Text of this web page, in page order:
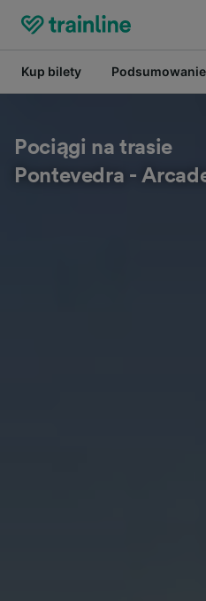
Kup bilety
Pociągi na trasie
Pontevedra -